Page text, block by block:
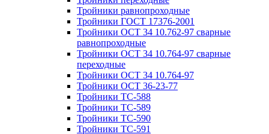
Тройники равнопроходные
Тройники ГОСТ 17376-2001
Тройники ОСТ 34 10.762-97 сварные
равнопроходные
Тройники ОСТ 34 10.764-97 сварные
переходные
Тройники ОСТ 34 10.764-97
Тройники ОСТ 36-23-77
Тройники ТС-588
Тройники ТС-589
Тройники ТС-590
Тройники ТС-591